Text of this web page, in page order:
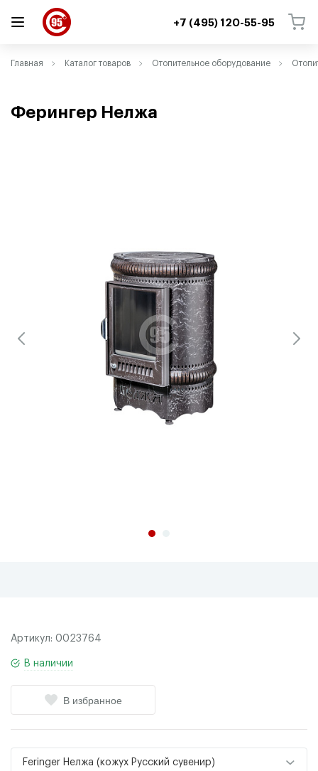
+7 (495) 120-55-95
Главная Каталог товаров Отопительное оборудование
Ферингер Нелжа
Артикул: 0023764
В наличии
В избранное
Feringer Нелжа (кожух Русский сувенир)
ВЕРНУТЬСЯ
ВЕРНУТЬСЯ